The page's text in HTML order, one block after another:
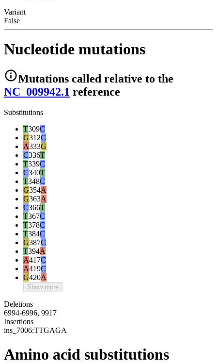
Variant
False
Nucleotide mutations
Mutations called relative to the
NC_009942.1 reference
Substitutions
T309C
G312C
A333G
C336T
T339C
C340T
T348C
G354A
G363A
C366T
T367C
T378C
T384C
G387C
T394A
A417C
A419C
G420A
Show more
Deletions
6994-6996, 9917
Insertions
ins_7006:TTGAGA
Amino acid substitutions